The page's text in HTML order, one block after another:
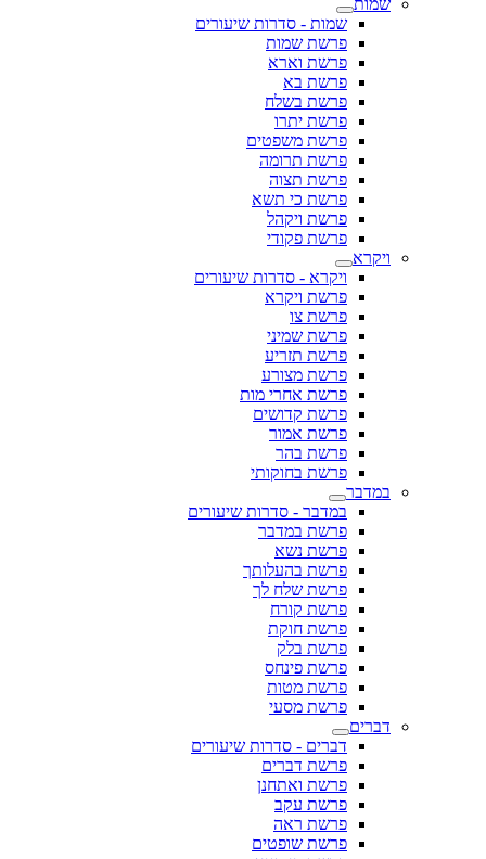
שמות
שמות - סדרות שיעורים
פרשת שמות
פרשת וארא
פרשת בא
פרשת בשלח
פרשת יתרו
פרשת משפטים
פרשת תרומה
פרשת תצוה
פרשת כי תשא
פרשת ויקהל
פרשת פקודי
ויקרא
ויקרא - סדרות שיעורים
פרשת ויקרא
פרשת צו
פרשת שמיני
פרשת תזריע
פרשת מצורע
פרשת אחרי מות
פרשת קדושים
פרשת אמור
פרשת בהר
פרשת בחוקותי
במדבר
במדבר - סדרות שיעורים
פרשת במדבר
פרשת נשא
פרשת בהעלותך
פרשת שלח לך
פרשת קורח
פרשת חוקת
פרשת בלק
פרשת פינחס
פרשת מטות
פרשת מסעי
דברים
דברים - סדרות שיעורים
פרשת דברים
פרשת ואתחנן
פרשת עקב
פרשת ראה
פרשת שופטים